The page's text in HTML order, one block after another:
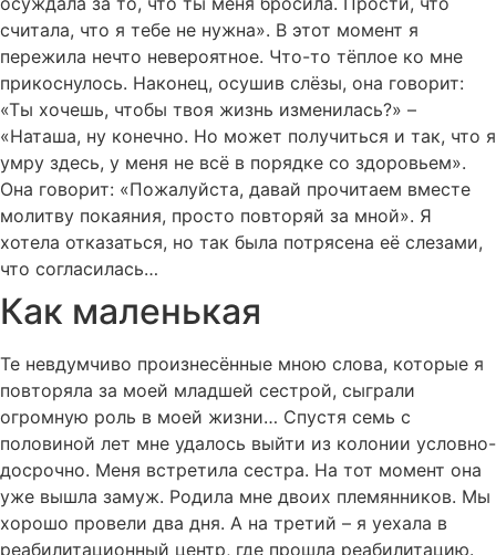
считала, что я тебе не нужна». В этот момент я
пережила нечто невероятное. Что-то тёплое ко мне
прикоснулось. Наконец, осушив слёзы, она говорит:
«Ты хочешь, чтобы твоя жизнь изменилась?» –
«Наташа, ну конечно. Но может получиться и так, что я
умру здесь, у меня не всё в порядке со здоровьем».
Она говорит: «Пожалуйста, давай прочитаем вместе
молитву покаяния, просто повторяй за мной». Я
хотела отказаться, но так была потрясена её слезами,
что согласилась…
Как маленькая
Те невдумчиво произнесённые мною слова, которые я
повторяла за моей младшей сестрой, сыграли
огромную роль в моей жизни… Спустя семь с
половиной лет мне удалось выйти из колонии условно-
досрочно. Меня встретила сестра. На тот момент она
уже вышла замуж. Родила мне двоих племянников. Мы
хорошо провели два дня. А на третий – я уехала в
реабилитационный центр, где прошла реабилитацию.